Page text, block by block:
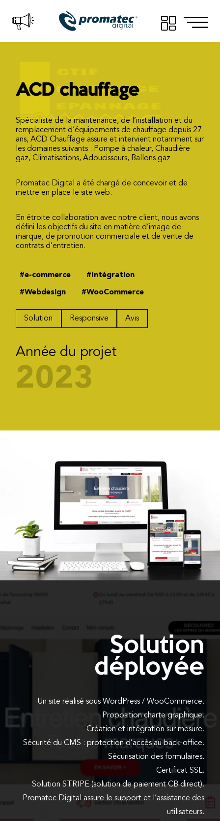
ACD chauffage
Spécialiste de la maintenance, de l’installation et du
remplacement d’équipements de chauffage depuis 27
ans, ACD Chauffage assure et intervient notamment sur
les domaines suivants : Pompe à chaleur, Chaudière
gaz, Climatisations, Adoucisseurs, Ballons gaz
Promatec Digital a été chargé de concevoir et de
mettre en place le site web.
En étroite collaboration avec notre client, nous avons
défini les objectifs du site en matière d’image de
marque, de promotion commerciale et de vente de
contrats d’entretien.
#e-commerce #Intégration
#Webdesign #WooCommerce
Solution Responsive Avis
Année du projet
2023
Solution
déployée
Un site réalisé sous WordPress / WooCommerce.
Proposition charte graphique.
Création et intégration sur mesure.
Sécurité du CMS : protection d’accès au back-office.
Sécurisation des formulaires.
Certificat SSL.
Solution STRIPE (solution de paiement CB direct).
Promatec Digital assure le support et l’assistance des
utilisateurs.